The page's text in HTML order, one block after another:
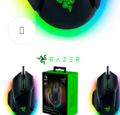
Haga Click para agrandar